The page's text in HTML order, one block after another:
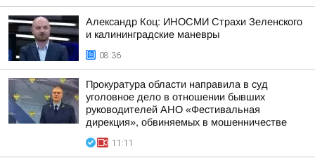
Александр Коц: ИНОСМИ Страхи Зеленского
и калининградские маневры
08:36
Прокуратура области направила в суд
уголовное дело в отношении бывших
руководителей АНО «Фестивальная
дирекция», обвиняемых в мошенничестве
11:11